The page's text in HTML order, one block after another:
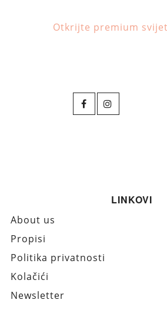
Otkrijte premium
LINKOVI
About us
Propisi
Politika privatnosti
Kolačići
Newsletter